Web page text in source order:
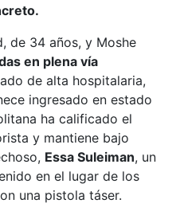
de 34 años, y Moshe
en plena vía
de alta hospitalaria,
ingresado en estado
ha calificado el
y mantiene bajo
Essa Suleiman, un
en el lugar de los
una pistola táser.